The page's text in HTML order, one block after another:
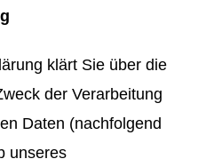
klärt Sie über die
der Verarbeitung
Daten (nachfolgend
unseres